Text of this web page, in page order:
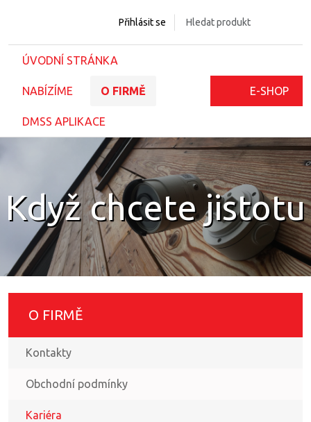
Přihlásit se
ÚVODNÍ STRÁNKA
NABÍZÍME O FIRMĚ
DMSS APLIKACE
E-SHOP
Když chcete jistotu
O FIRMĚ
Kontakty
Obchodní podmínky
Kariéra